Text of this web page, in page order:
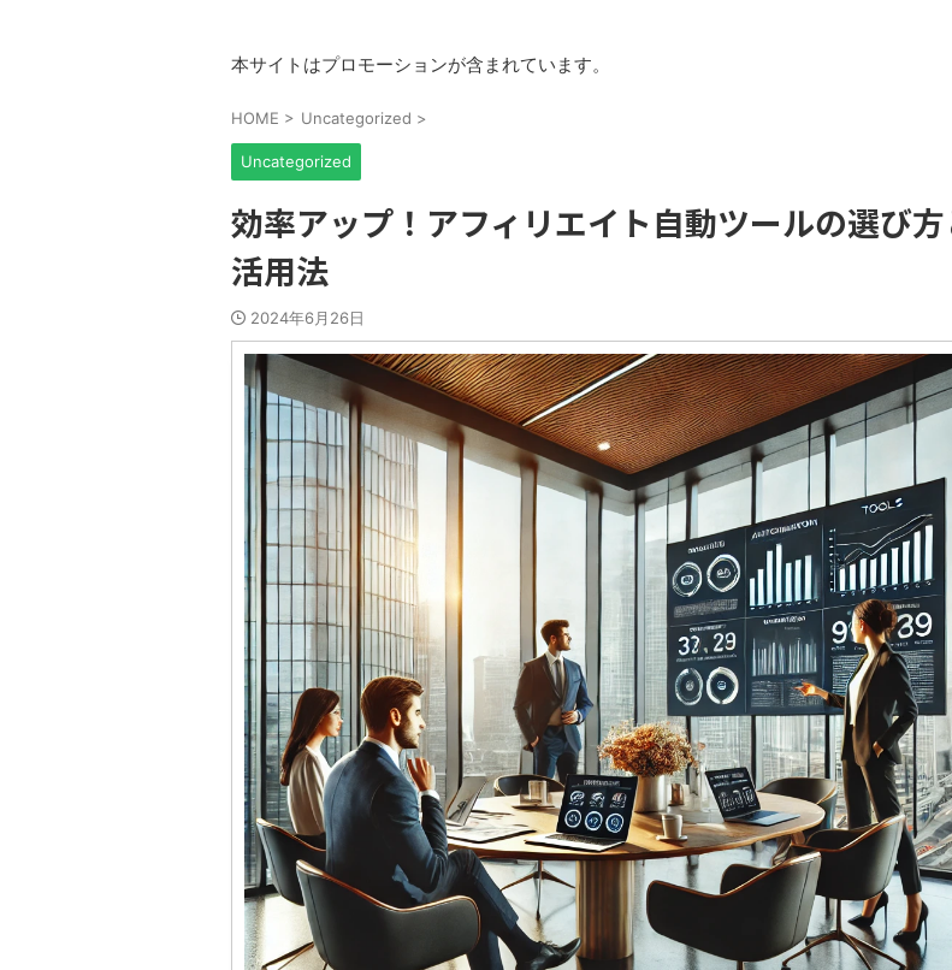
本サイトはプロモーションが含まれています。
HOME > Uncategorized >
Uncategorized
効率アップ！アフィリエイト自動ツールの選び方
活用法
2024年6月26日